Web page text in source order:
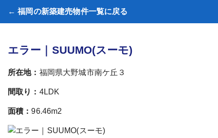
← 福岡の新築建売物件一覧に戻る
エラー｜SUUMO(スーモ)
所在地： 福岡県大野城市南ケ丘３
間取り： 4LDK
面積：96.46m2